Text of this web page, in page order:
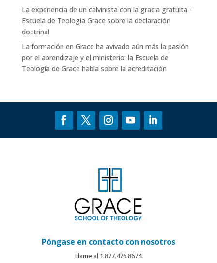
La experiencia de un calvinista con la gracia gratuita -
Escuela de Teología Grace sobre la declaración
doctrinal
La formación en Grace ha avivado aún más la pasión
por el aprendizaje y el ministerio: la Escuela de
Teología de Grace habla sobre la acreditación
Póngase en contacto con nosotros
Llame al 1.877.476.8674